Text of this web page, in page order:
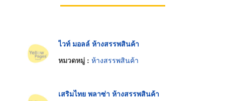
ไวท์ มอลล์ ห้างสรรพสินค้า
หมวดหมู่ : ห้างสรรพสินค้า
เสริมไทย พลาซ่า ห้างสรรพสินค้า